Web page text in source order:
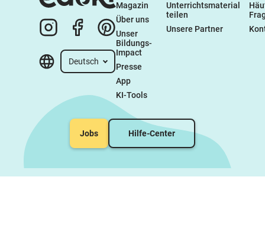
Deutsch
Magazin
Über uns
Unser
Bildungs-
Impact
Presse
App
KI-Tools
Unterrichtsmaterial
teilen
Unsere Partner
Jobs Hilfe-Center